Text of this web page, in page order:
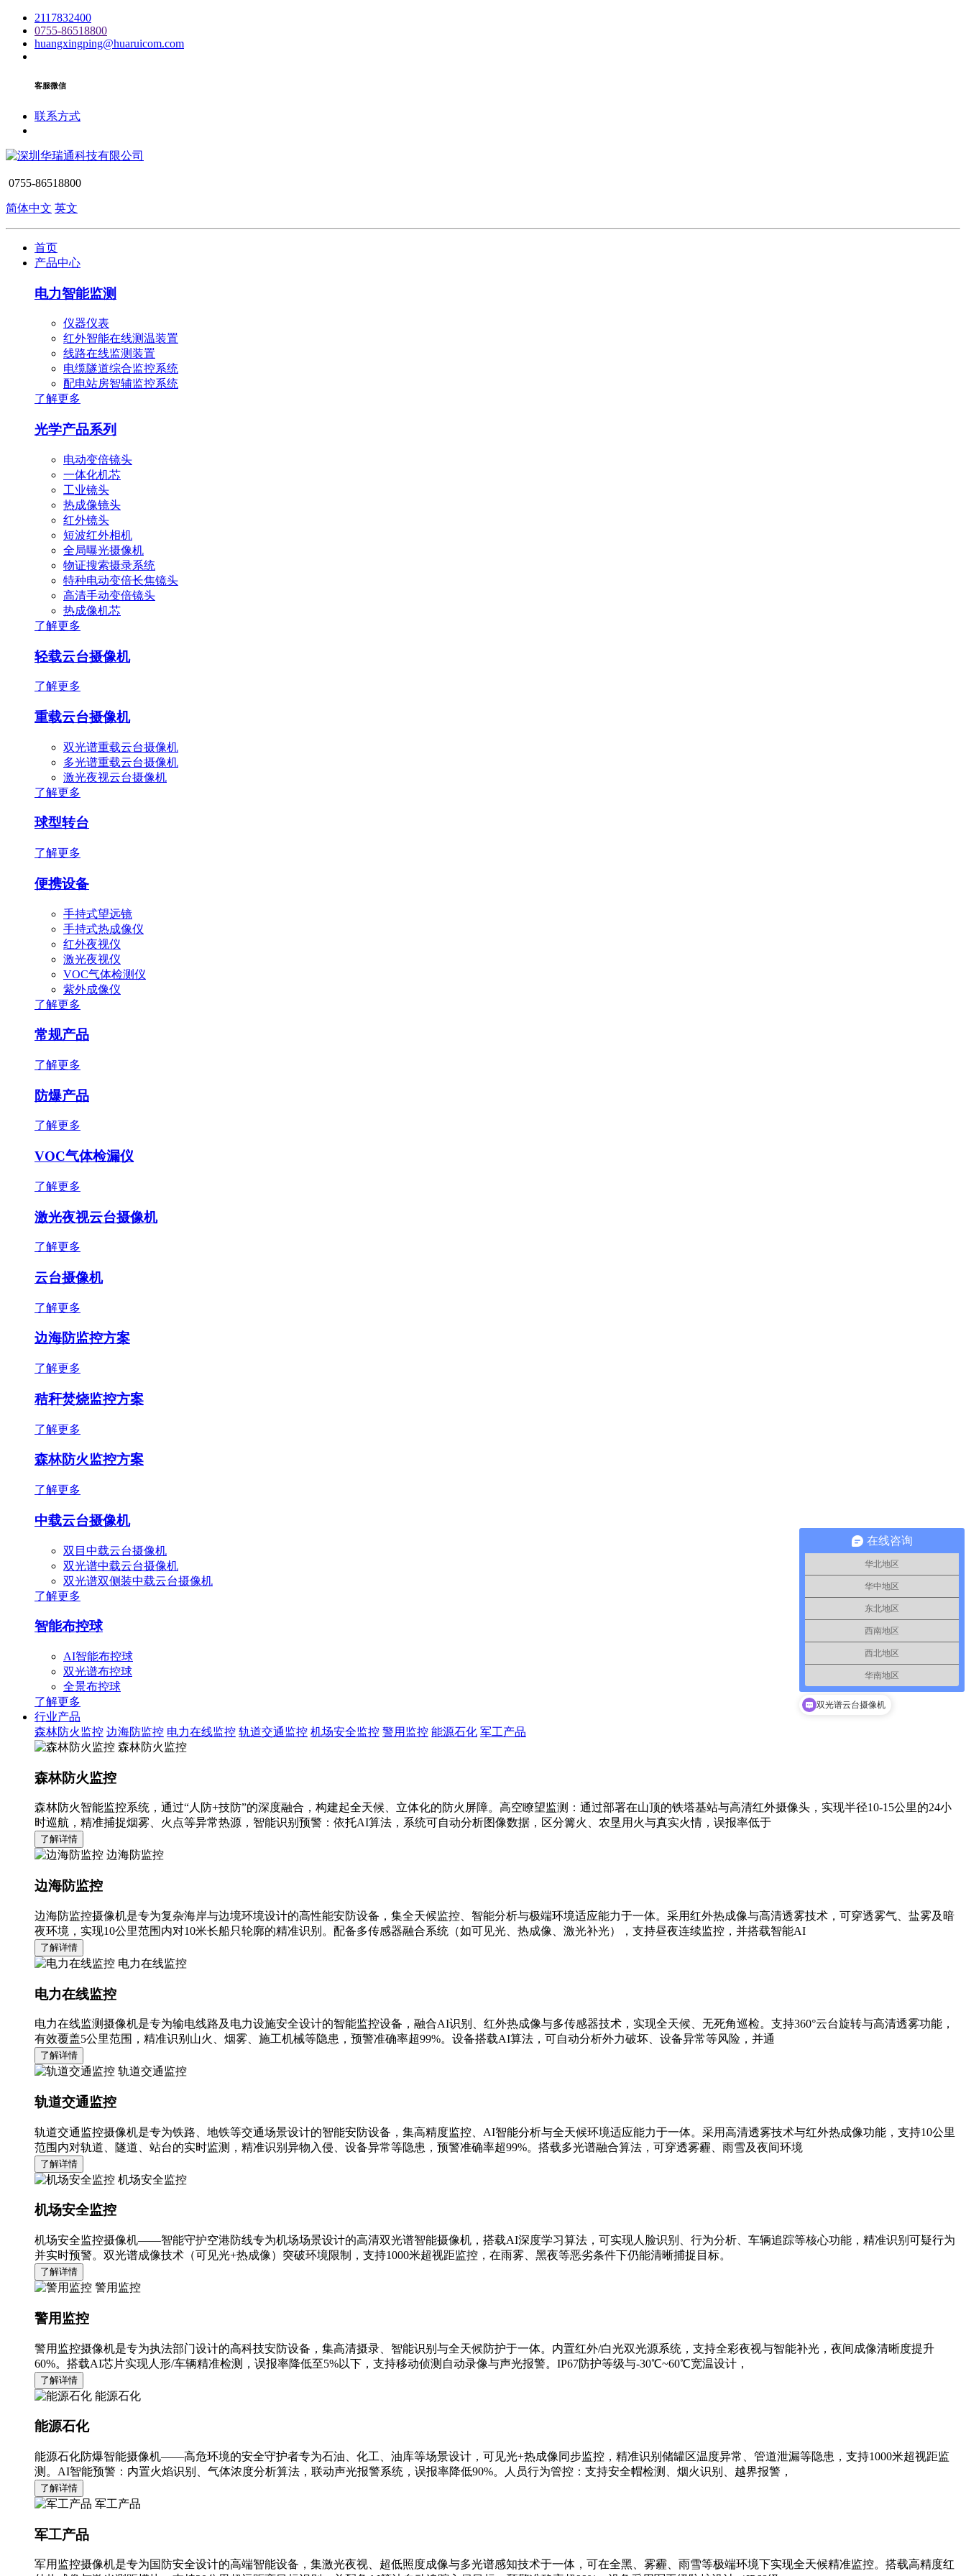
2117832400
0755-86518800
huangxingping@huaruicom.com
客服微信
联系方式
0755-86518800
简体中文 英文
首页
产品中心
电力智能监测
仪器仪表
红外智能在线测温装置
线路在线监测装置
电缆隧道综合监控系统
配电站房智辅监控系统
了解更多
光学产品系列
电动变倍镜头
一体化机芯
工业镜头
热成像镜头
红外镜头
短波红外相机
全局曝光摄像机
物证搜索摄录系统
特种电动变倍长焦镜头
高清手动变倍镜头
热成像机芯
了解更多
轻载云台摄像机
了解更多
重载云台摄像机
双光谱重载云台摄像机
多光谱重载云台摄像机
激光夜视云台摄像机
了解更多
球型转台
了解更多
便携设备
手持式望远镜
手持式热成像仪
红外夜视仪
激光夜视仪
VOC气体检测仪
紫外成像仪
了解更多
常规产品
了解更多
防爆产品
了解更多
VOC气体检漏仪
了解更多
激光夜视云台摄像机
了解更多
云台摄像机
了解更多
边海防监控方案
了解更多
秸秆焚烧监控方案
了解更多
森林防火监控方案
了解更多
中载云台摄像机
双目中载云台摄像机
双光谱中载云台摄像机
双光谱双侧装中载云台摄像机
了解更多
智能布控球
AI智能布控球
双光谱布控球
全景布控球
了解更多
行业产品
森林防火监控 边海防监控 电力在线监控 轨道交通监控 机场安全监控 警用监控 能源石化 军工产品
森林防火监控
森林防火监控
森林防火智能监控系统，通过“人防+技防”的深度融合，构建起全天候、立体化的防火屏障。高空瞭望监测：通过部署在山顶的铁塔基站与高清红外摄像头，实现半径10-15公里的24小
时巡航，精准捕捉烟雾、火点等异常热源，智能识别预警：依托AI算法，系统可自动分析图像数据，区分篝火、农垦用火与真实火情，误报率低于
了解详情
边海防监控
边海防监控
边海防监控摄像机是专为复杂海岸与边境环境设计的高性能安防设备，集全天候监控、智能分析与极端环境适应能力于一体。采用红外热成像与高清透雾技术，可穿透雾气、盐雾及暗
夜环境，实现10公里范围内对10米长船只轮廓的精准识别。配备多传感器融合系统（如可见光、热成像、激光补光），支持昼夜连续监控，并搭载智能AI
了解详情
电力在线监控
电力在线监控
电力在线监测摄像机是专为输电线路及电力设施安全设计的智能监控设备，融合AI识别、红外热成像与多传感器技术，实现全天候、无死角巡检。支持360°云台旋转与高清透雾功能，
有效覆盖5公里范围，精准识别山火、烟雾、施工机械等隐患，预警准确率超99%。设备搭载AI算法，可自动分析外力破坏、设备异常等风险，并通
了解详情
轨道交通监控
轨道交通监控
轨道交通监控摄像机是专为铁路、地铁等交通场景设计的智能安防设备，集高精度监控、AI智能分析与全天候环境适应能力于一体。采用高清透雾技术与红外热成像功能，支持10公里
范围内对轨道、隧道、站台的实时监测，精准识别异物入侵、设备异常等隐患，预警准确率超99%。搭载多光谱融合算法，可穿透雾霾、雨雪及夜间环境
了解详情
机场安全监控
机场安全监控
机场安全监控摄像机——智能守护空港防线专为机场场景设计的高清双光谱智能摄像机，搭载AI深度学习算法，可实现人脸识别、行为分析、车辆追踪等核心功能，精准识别可疑行为
并实时预警。双光谱成像技术（可见光+热成像）突破环境限制，支持1000米超视距监控，在雨雾、黑夜等恶劣条件下仍能清晰捕捉目标。
了解详情
警用监控
警用监控
警用监控摄像机是专为执法部门设计的高科技安防设备，集高清摄录、智能识别与全天候防护于一体。内置红外/白光双光源系统，支持全彩夜视与智能补光，夜间成像清晰度提升
60%。搭载AI芯片实现人形/车辆精准检测，误报率降低至5%以下，支持移动侦测自动录像与声光报警。IP67防护等级与-30℃~60℃宽温设计，
了解详情
能源石化
能源石化
能源石化防爆智能摄像机——高危环境的安全守护者专为石油、化工、油库等场景设计，可见光+热成像同步监控，精准识别储罐区温度异常、管道泄漏等隐患，支持1000米超视距监
测。AI智能预警：内置火焰识别、气体浓度分析算法，联动声光报警系统，误报率降低90%。人员行为管控：支持安全帽检测、烟火识别、越界报警，
了解详情
军工产品
军工产品
军用监控摄像机是专为国防安全设计的高端智能设备，集激光夜视、超低照度成像与多光谱感知技术于一体，可在全黑、雾霾、雨雪等极端环境下实现全天候精准监控。搭载高精度红
在线咨询
华北地区
华中地区
东北地区
西南地区
西北地区
华南地区
双光谱云台摄像机